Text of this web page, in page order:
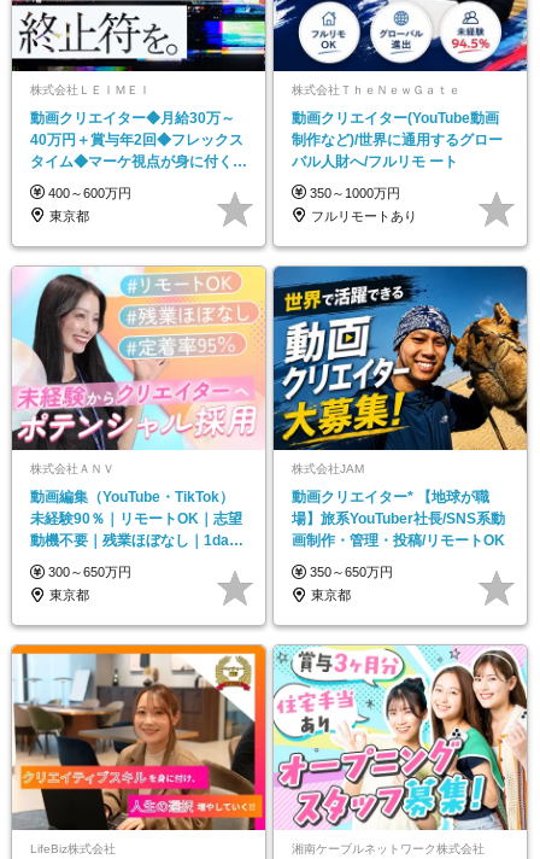
株式会社ＬＥＩＭＥＩ
動画クリエイター◆月給30万～
40万円＋賞与年2回◆フレックス
タイム◆マーケ視点が身に付く◆
服装自由
400～600万円
東京都
株式会社ＴｈｅＮｅｗＧａｔｅ
動画クリエイター(YouTube動画
制作など)/世界に通用するグロー
バル人財へ/フルリモ ート
350～1000万円
フルリモートあり
株式会社ＡＮＶ
動画編集（YouTube・TikTok）
未経験90％｜リモートOK｜志望
動機不要｜残業ほぼなし｜1day
選考
300～650万円
東京都
株式会社JAM
動画クリエイター* 【地球が職
場】旅系YouTuber社長/SNS系動
画制作・管理・投稿/リモートOK
350～650万円
東京都
LifeBiz株式会社 湘南ケーブルネットワーク株式会社